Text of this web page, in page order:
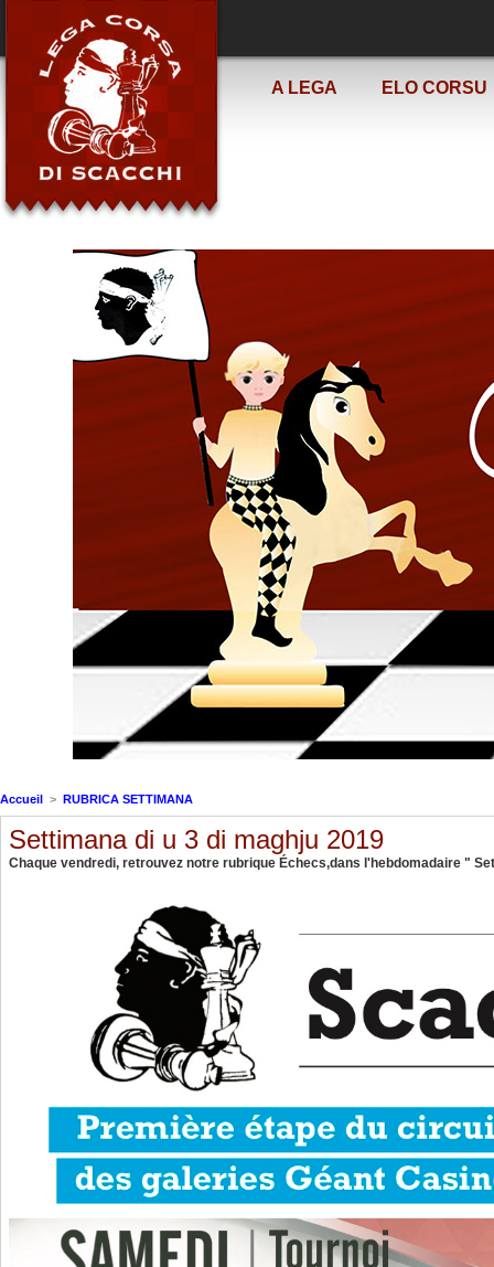
A LEGA ELO CORSU
Accueil > RUBRICA SETTIMANA
Settimana di u 3 di maghju 2019
Chaque vendredi, retrouvez notre rubrique Échecs,dans l'hebdomadaire "